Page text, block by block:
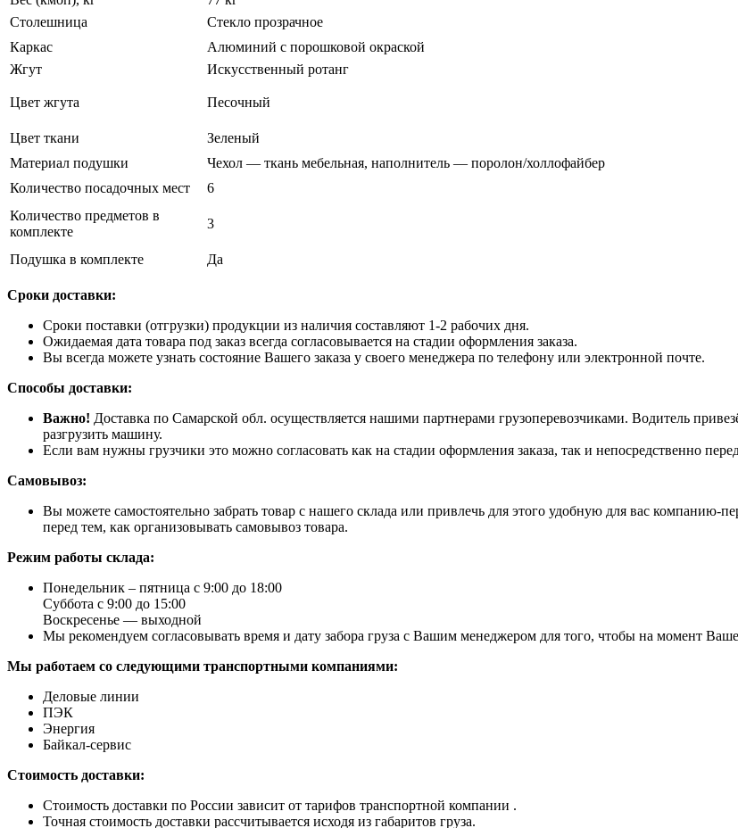
Столешница
Стекло прозрачное
Каркас
Алюминий с порошковой окраской
Жгут
Искусственный ротанг
Цвет жгута Песочный
Цвет ткани
Зеленый
Материал подушки
Чехол — ткань мебельная, наполнитель — поролон/холлофайбер
Количество посадочных мест
6
Количество предметов в
комплекте
3
Подушка в комплекте Да
Сроки доставки:
Сроки поставки (отгрузки) продукции из наличия составляют 1-2 рабочих дня.
Ожидаемая дата товара под заказ всегда согласовывается на стадии оформления заказа.
Вы всегда можете узнать состояние Вашего заказа у своего менеджера по телефону или электронной почте.
Способы доставки:
Важно! Доставка по Самарской обл. осуществляется нашими партнерами грузоперевозчиками. Водитель
разгрузить машину.
Если вам нужны грузчики это можно согласовать как на стадии оформления заказа, так и непосредственно
Самовывоз:
Вы можете самостоятельно забрать товар с нашего склада или привлечь для этого удобную для вас компанию-
перед тем, как организовывать самовывоз товара.
Режим работы склада:
Понедельник – пятница с 9:00 до 18:00
Суббота с 9:00 до 15:00
Воскресенье — выходной
Мы рекомендуем согласовывать время и дату забора груза с Вашим менеджером для того, чтобы на момент
Мы работаем со следующими транспортными компаниями:
Деловые линии
ПЭК
Энергия
Байкал-сервис
Стоимость доставки:
Стоимость доставки по России зависит от тарифов транспортной компании .
Точная стоимость доставки рассчитывается исходя из габаритов груза.